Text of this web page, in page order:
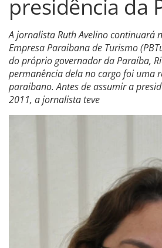
presidência da
A jornalista Ruth Avelino continuará
Empresa Paraibana de Turismo
do próprio governador da Paraíba,
permanência dela no cargo foi uma
paraibano. Antes de assumir a
2011, a jornalista teve